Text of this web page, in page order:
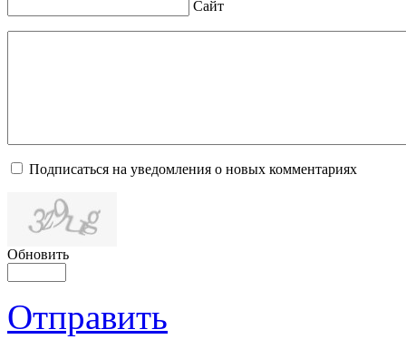
Сайт
Подписаться на уведомления о новых комментариях
Обновить
Отправить